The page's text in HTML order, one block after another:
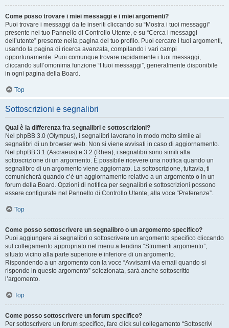
Come posso trovare i miei messaggi e i miei argomenti?
Puoi trovare i messaggi da te inseriti cliccando su “Mostra i tuoi messaggi”
presente nel tuo Pannello di Controllo Utente, e su “Cerca i messaggi
dell’utente” presente nella pagina del tuo profilo. Puoi cercare i tuoi argomenti,
usando la pagina di ricerca avanzata, compilando i vari campi
opportunamente. Puoi comunque trovare rapidamente i tuoi messaggi,
cliccando sull’omonima funzione “I tuoi messaggi”, generalmente disponibile
in ogni pagina della Board.
Top
Sottoscrizioni e segnalibri
Qual è la differenza fra segnalibri e sottoscrizioni?
Nel phpBB 3.0 (Olympus), i segnalibri lavorano in modo molto simile ai
segnalibri di un browser web. Non si viene avvisati in caso di aggiornamento.
Nel phpBB 3.1 (Ascraeus) e 3.2 (Rhea), i segnalibri sono simili alla
sottoscrizione di un argomento. È possibile ricevere una notifica quando un
segnalibro di un argomento viene aggiornato. La sottoscrizione, tuttavia, ti
comunicherà quando c’è un aggiornamento relativo a un argomento o in un
forum della Board. Opzioni di notifica per segnalibri e sottoscrizioni possono
essere configurate nel Pannello di Controllo Utente, alla voce “Preferenze”.
Top
Come posso sottoscrivere un segnalibro o un argomento specifico?
Puoi aggiungere ai segnalibri o sottoscrivere un argomento specifico cliccando
sul collegamento appropriato nel menu a tendina “Strumenti argomento”,
situato vicino alla parte superiore e inferiore di un argomento.
Rispondendo a un argomento con la voce “Avvisami via email quando si
risponde in questo argomento” selezionata, sarà anche sottoscritto
l’argomento.
Top
Come posso sottoscrivere un forum specifico?
Per sottoscrivere un forum specifico, fare click sul collegamento “Sottoscrivi